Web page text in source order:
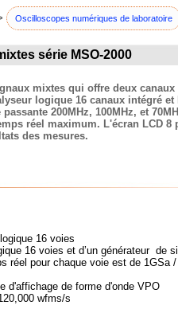
Oscilloscopes numériques de laboratoire
série MSO-2000
mixtes qui offre deux
logique 16 canaux intégré
200MHz, 100MHz, et
réel maximum. L'écran LCD
des mesures.
16 voies
16 voies et d’un générateur de
réel pour chaque voie est de
d'affichage de forme d'onde VPO
wfms/s